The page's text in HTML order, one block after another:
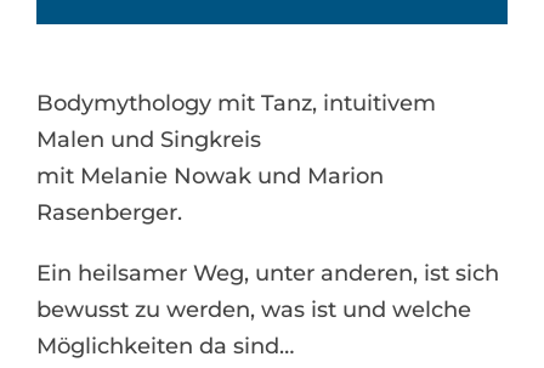
Bodymythology mit Tanz, intuitivem
Malen und Singkreis
mit Melanie Nowak und Marion
Rasenberger.
Ein heilsamer Weg, unter anderen, ist sich
bewusst zu werden, was ist und welche
Möglichkeiten da sind…